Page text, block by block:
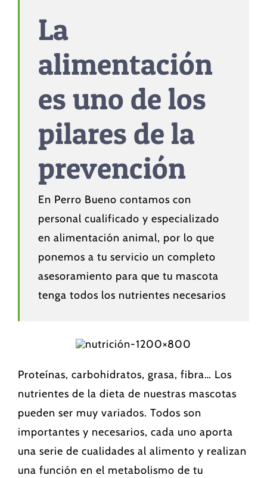
La
alimentación
es uno de los
pilares de la
prevención
En Perro Bueno contamos con
personal cualificado y especializado
en alimentación animal, por lo que
ponemos a tu servicio un completo
asesoramiento para que tu mascota
tenga todos los nutrientes necesarios
Proteínas, carbohidratos, grasa, fibra… Los
nutrientes de la dieta de nuestras mascotas
pueden ser muy variados. Todos son
importantes y necesarios, cada uno aporta
una serie de cualidades al alimento y realizan
una función en el metabolismo de tu